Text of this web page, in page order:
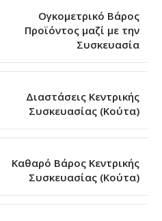
Ογκομετρικό Βάρος
Προϊόντος μαζί με την
Συσκευασία
Διαστάσεις Κεντρικής
Συσκευασίας (Κούτα)
Καθαρό Βάρος Κεντρικής
Συσκευασίας (Κούτα)